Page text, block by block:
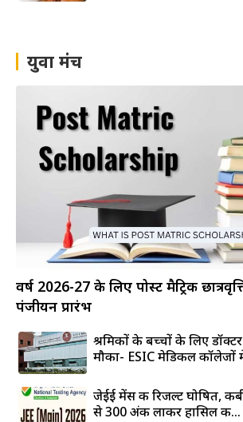
युवा मंच
वर्ष 2026-27 के लिए पोस्ट मैट्रिक
पंजीयन प्रारंभ
श्रमिकों के बच्चों के लिए
मौका- ESIC मेडिकल कॉलेजों
जेईई मेंस की रिजल्ट घोषित,
से 300 अंक लाकर हासिल की...